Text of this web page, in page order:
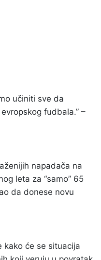
učiniti sve da
fudbala.” –
napadača na
leta za “samo” 65
da donese novu
kako će se situacija